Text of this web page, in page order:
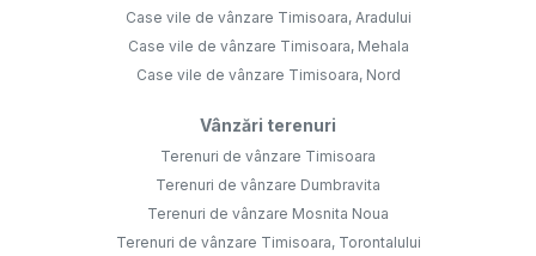
Case vile de vânzare Timisoara, Aradului
Case vile de vânzare Timisoara, Mehala
Case vile de vânzare Timisoara, Nord
Vânzări terenuri
Terenuri de vânzare Timisoara
Terenuri de vânzare Dumbravita
Terenuri de vânzare Mosnita Noua
Terenuri de vânzare Timisoara, Torontalului